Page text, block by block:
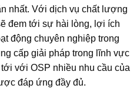
nhất. Với dịch vụ chất lượng
đem tới sự hài lòng, lợi ích
động chuyên nghiệp trong
cấp giải pháp trong lĩnh vực
với OSP nhiều nhu cầu của
đáp ứng đầy đủ.